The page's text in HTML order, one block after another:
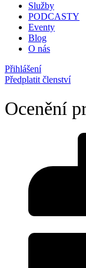
Služby
PODCASTY
Eventy
Blog
O nás
Přihlášení
Předplatit členství
Ocenění